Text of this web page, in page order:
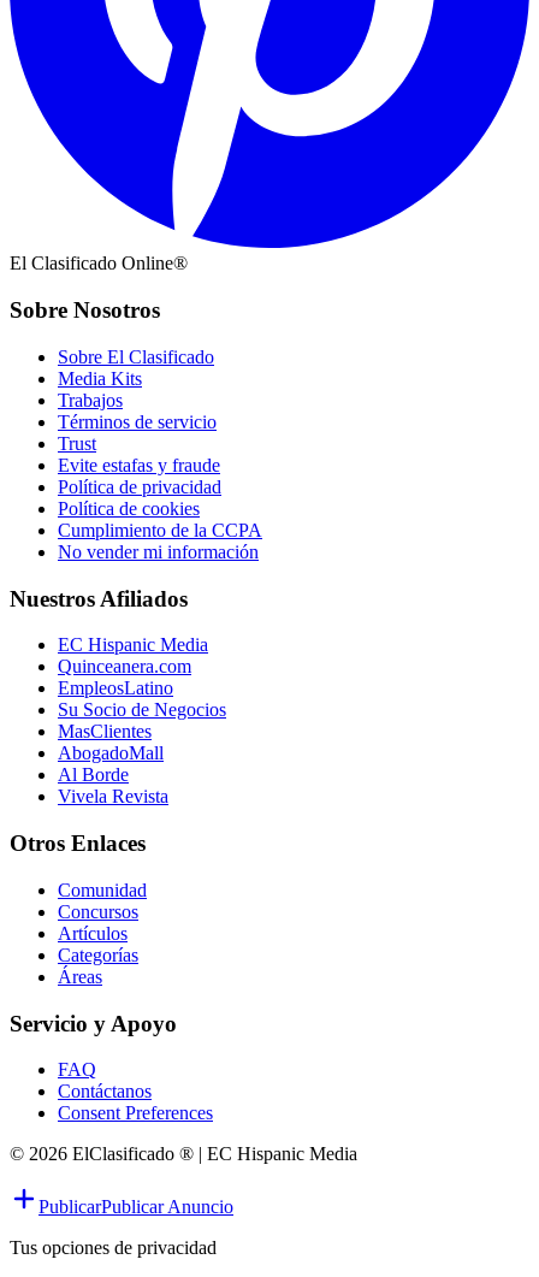
El Clasificado Online®
Sobre Nosotros
Sobre El Clasificado
Media Kits
Trabajos
Términos de servicio
Trust
Evite estafas y fraude
Política de privacidad
Política de cookies
Cumplimiento de la CCPA
No vender mi información
Nuestros Afiliados
EC Hispanic Media
Quinceanera.com
EmpleosLatino
Su Socio de Negocios
MasClientes
AbogadoMall
Al Borde
Vivela Revista
Otros Enlaces
Comunidad
Concursos
Artículos
Categorías
Áreas
Servicio y Apoyo
FAQ
Contáctanos
Consent Preferences
© 2026 ElClasificado ® | EC Hispanic Media
PublicarPublicar Anuncio
Tus opciones de privacidad